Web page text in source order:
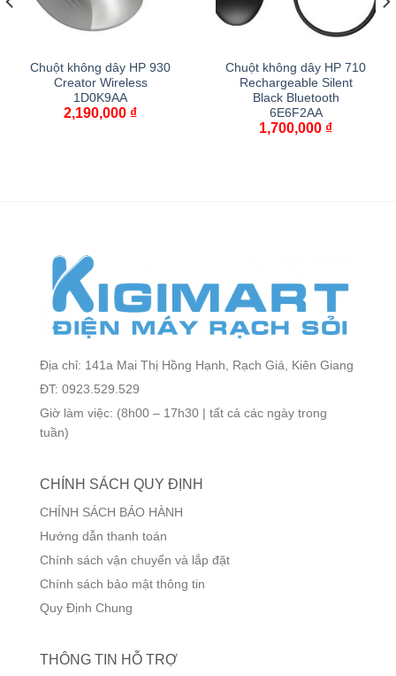
Chuột không dây HP 930
Creator Wireless
1D0K9AA
2,190,000 ₫
Chuột không dây HP 710
Rechargeable Silent
Black Bluetooth
6E6F2AA
1,700,000 ₫
Địa chỉ: 141a Mai Thị Hồng Hạnh, Rạch Giá, Kiên Giang
ĐT: 0923.529.529
Giờ làm việc: (8h00 – 17h30 | tất cả các ngày trong
tuần)
CHÍNH SÁCH QUY ĐỊNH
CHÍNH SÁCH BẢO HÀNH
Hướng dẫn thanh toán
Chính sách vận chuyển và lắp đặt
Chính sách bảo mật thông tin
Quy Định Chung
THÔNG TIN HỖ TRỢ